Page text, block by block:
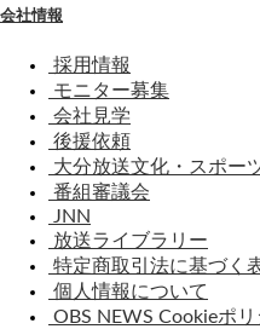
会社情報
採用情報
モニター募集
会社見学
後援依頼
大分放送文化・スポー
番組審議会
JNN
放送ライブラリー
特定商取引法に基づく
個人情報について
OBS NEWS Cookieポリ